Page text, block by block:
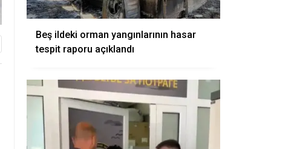
Beş ildeki orman yangınlarının hasar
tespit raporu açıklandı